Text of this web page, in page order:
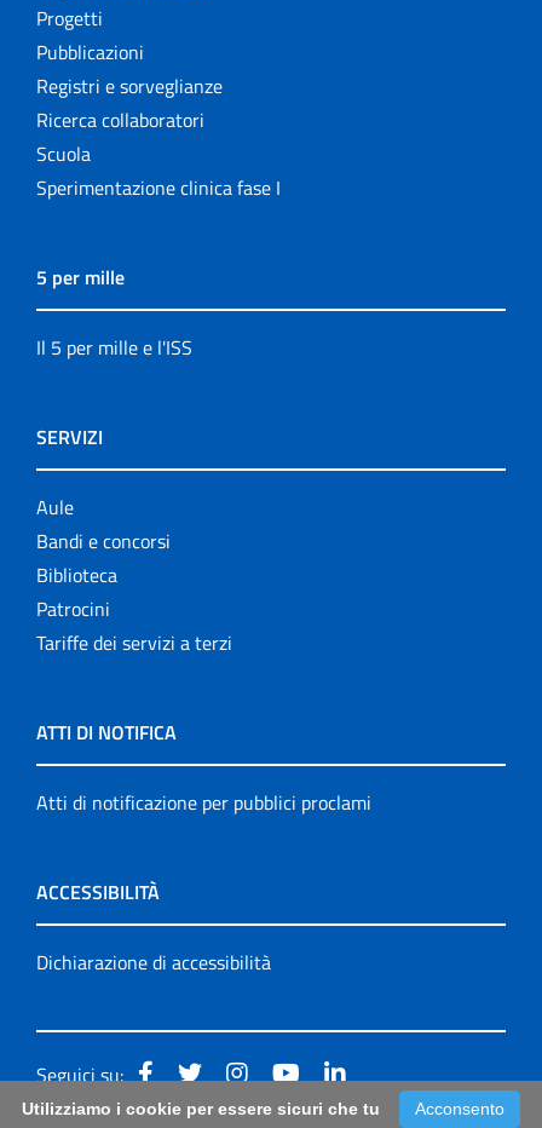
Progetti
Pubblicazioni
Registri e sorveglianze
Ricerca collaboratori
Scuola
Sperimentazione clinica fase I
5 per mille
Il 5 per mille e l'ISS
SERVIZI
Aule
Bandi e concorsi
Biblioteca
Patrocini
Tariffe dei servizi a terzi
ATTI DI NOTIFICA
Atti di notificazione per pubblici proclami
ACCESSIBILITÀ
Dichiarazione di accessibilità
Seguici su:
Acconsento
Utilizziamo i cookie per essere sicuri che tu